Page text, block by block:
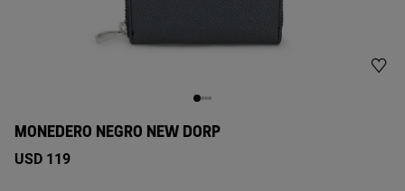
MONEDERO NEGRO NEW DORP
USD 119